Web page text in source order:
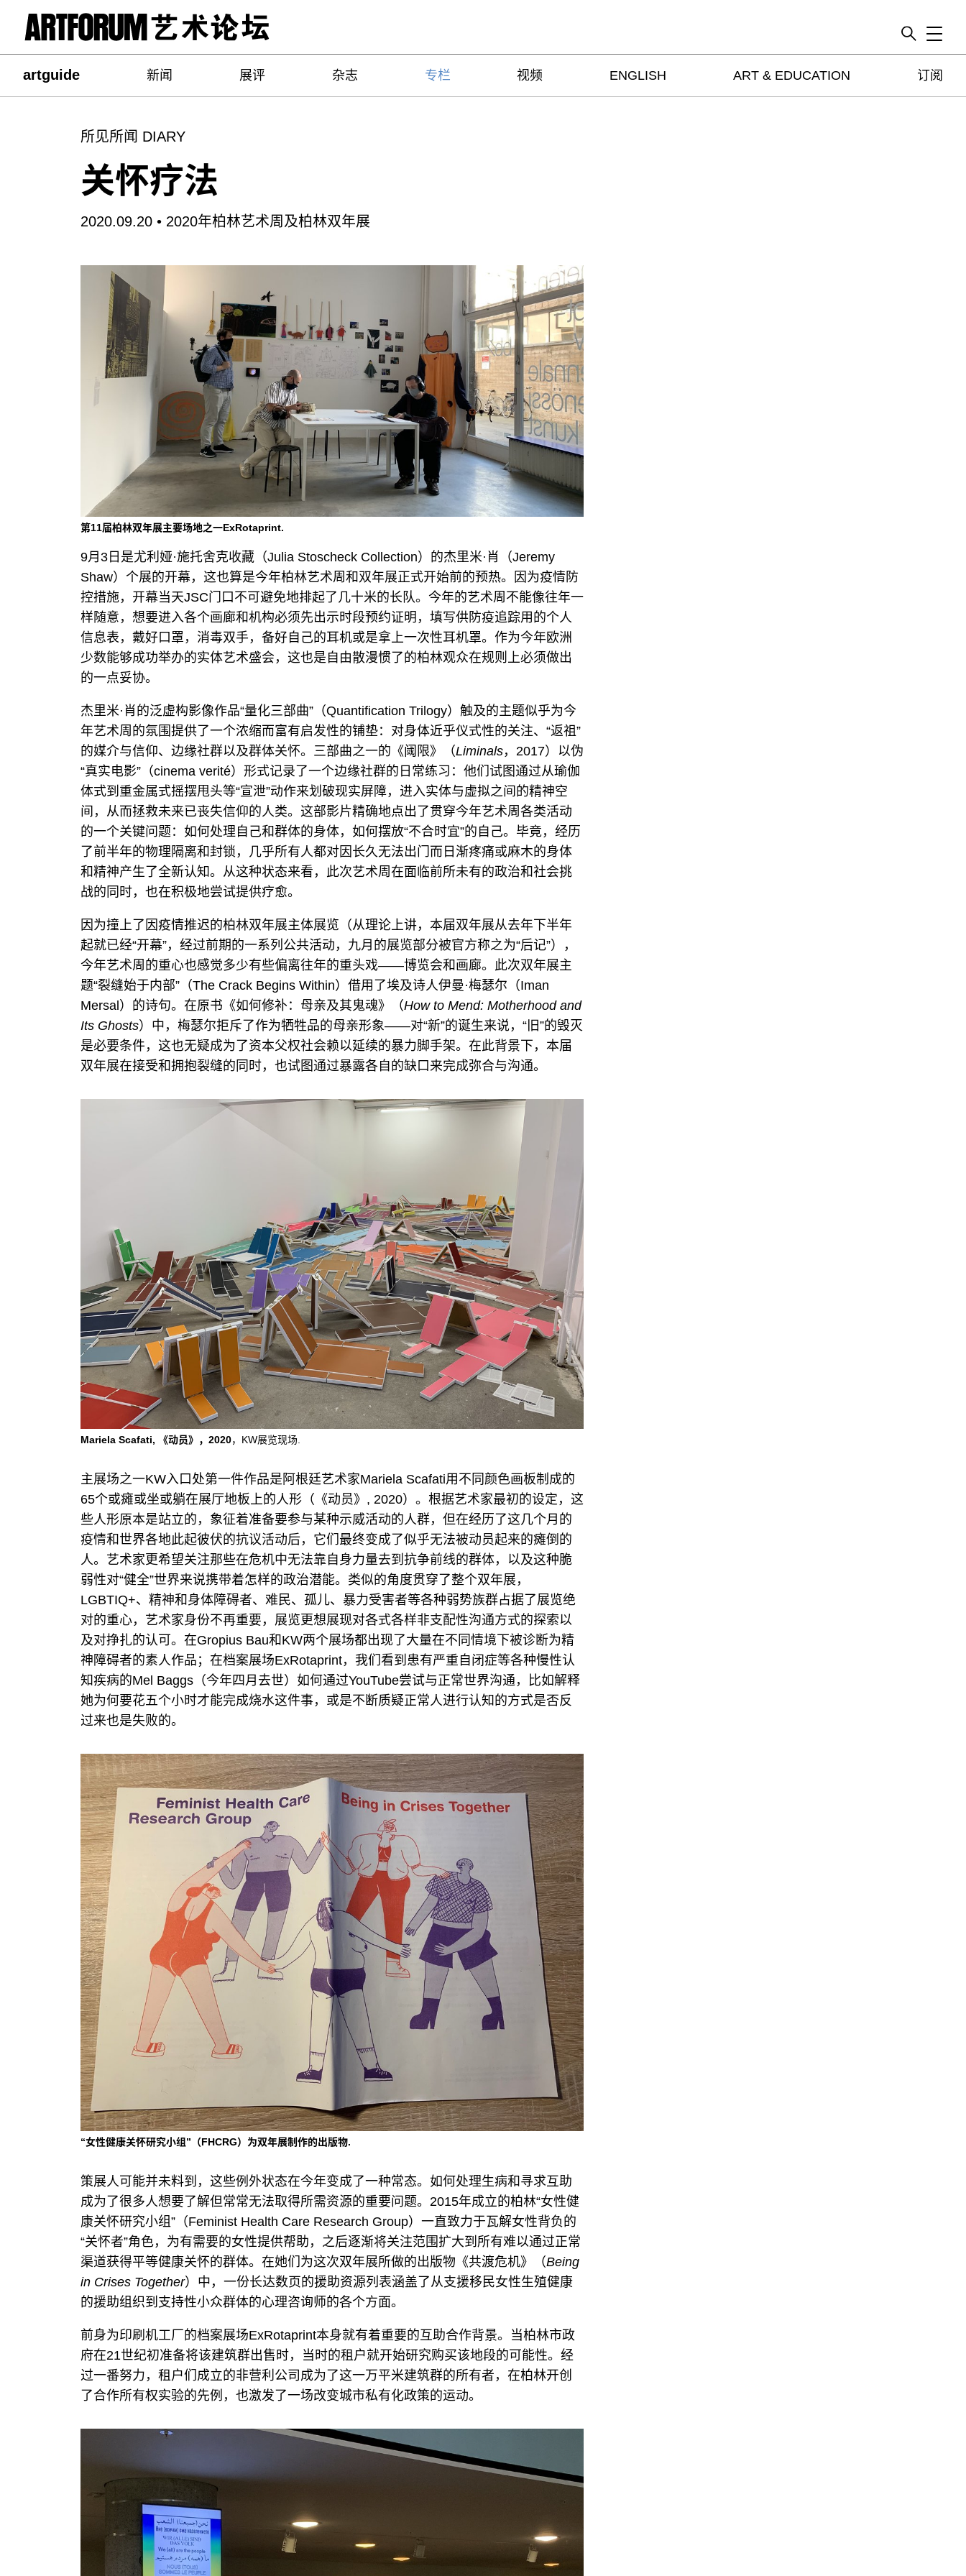
Toggle
artguide 新闻 展评 杂志 专栏 视频 ENGLISH ART & EDUCATION 订阅
所见所闻 DIARY
关怀疗法
2020.09.20 • 2020年柏林艺术周及柏林双年展
第11届柏林双年展主要场地之一ExRotaprint.
9月3日是尤利娅·施托舍克收藏（Julia Stoscheck Collection）的杰里米·肖（Jeremy
Shaw）个展的开幕，这也算是今年柏林艺术周和双年展正式开始前的预热。因为疫情防
控措施，开幕当天JSC门口不可避免地排起了几十米的长队。今年的艺术周不能像往年一
样随意，想要进入各个画廊和机构必须先出示时段预约证明，填写供防疫追踪用的个人
信息表，戴好口罩，消毒双手，备好自己的耳机或是拿上一次性耳机罩。作为今年欧洲
少数能够成功举办的实体艺术盛会，这也是自由散漫惯了的柏林观众在规则上必须做出
的一点妥协。
杰里米·肖的泛虚构影像作品“量化三部曲”（Quantification Trilogy）触及的主题似乎为今
年艺术周的氛围提供了一个浓缩而富有启发性的铺垫：对身体近乎仪式性的关注、“返祖”
的媒介与信仰、边缘社群以及群体关怀。三部曲之一的《阈限》（Liminals，2017）以伪
“真实电影”（cinema verité）形式记录了一个边缘社群的日常练习：他们试图通过从瑜伽
体式到重金属式摇摆甩头等“宣泄”动作来划破现实屏障，进入实体与虚拟之间的精神空
间，从而拯救未来已丧失信仰的人类。这部影片精确地点出了贯穿今年艺术周各类活动
的一个关键问题：如何处理自己和群体的身体，如何摆放“不合时宜”的自己。毕竟，经历
了前半年的物理隔离和封锁，几乎所有人都对因长久无法出门而日渐疼痛或麻木的身体
和精神产生了全新认知。从这种状态来看，此次艺术周在面临前所未有的政治和社会挑
战的同时，也在积极地尝试提供疗愈。
因为撞上了因疫情推迟的柏林双年展主体展览（从理论上讲，本届双年展从去年下半年
起就已经“开幕”，经过前期的一系列公共活动，九月的展览部分被官方称之为“后记”），
今年艺术周的重心也感觉多少有些偏离往年的重头戏——博览会和画廊。此次双年展主
题“裂缝始于内部”（The Crack Begins Within）借用了埃及诗人伊曼·梅瑟尔（Iman
Mersal）的诗句。在原书《如何修补：母亲及其鬼魂》（How to Mend: Motherhood and
Its Ghosts）中，梅瑟尔拒斥了作为牺牲品的母亲形象——对“新”的诞生来说，“旧”的毁灭
是必要条件，这也无疑成为了资本父权社会赖以延续的暴力脚手架。在此背景下，本届
双年展在接受和拥抱裂缝的同时，也试图通过暴露各自的缺口来完成弥合与沟通。
Mariela Scafati, 《动员》，2020，KW展览现场.
主展场之一KW入口处第一件作品是阿根廷艺术家Mariela Scafati用不同颜色画板制成的
65个或瘫或坐或躺在展厅地板上的人形（《动员》, 2020）。根据艺术家最初的设定，这
些人形原本是站立的，象征着准备要参与某种示威活动的人群，但在经历了这几个月的
疫情和世界各地此起彼伏的抗议活动后，它们最终变成了似乎无法被动员起来的瘫倒的
人。艺术家更希望关注那些在危机中无法靠自身力量去到抗争前线的群体，以及这种脆
弱性对“健全”世界来说携带着怎样的政治潜能。类似的角度贯穿了整个双年展，
LGBTIQ+、精神和身体障碍者、难民、孤儿、暴力受害者等各种弱势族群占据了展览绝
对的重心，艺术家身份不再重要，展览更想展现对各式各样非支配性沟通方式的探索以
及对挣扎的认可。在Gropius Bau和KW两个展场都出现了大量在不同情境下被诊断为精
神障碍者的素人作品；在档案展场ExRotaprint，我们看到患有严重自闭症等各种慢性认
知疾病的Mel Baggs（今年四月去世）如何通过YouTube尝试与正常世界沟通，比如解释
她为何要花五个小时才能完成烧水这件事，或是不断质疑正常人进行认知的方式是否反
过来也是失败的。
“女性健康关怀研究小组”（FHCRG）为双年展制作的出版物.
策展人可能并未料到，这些例外状态在今年变成了一种常态。如何处理生病和寻求互助
成为了很多人想要了解但常常无法取得所需资源的重要问题。2015年成立的柏林“女性健
康关怀研究小组”（Feminist Health Care Research Group）一直致力于瓦解女性背负的
“关怀者”角色，为有需要的女性提供帮助，之后逐渐将关注范围扩大到所有难以通过正常
渠道获得平等健康关怀的群体。在她们为这次双年展所做的出版物《共渡危机》（Being
in Crises Together）中，一份长达数页的援助资源列表涵盖了从支援移民女性生殖健康
的援助组织到支持性小众群体的心理咨询师的各个方面。
前身为印刷机工厂的档案展场ExRotaprint本身就有着重要的互助合作背景。当柏林市政
府在21世纪初准备将该建筑群出售时，当时的租户就开始研究购买该地段的可能性。经
过一番努力，租户们成立的非营利公司成为了这一万平米建筑群的所有者，在柏林开创
了合作所有权实验的先例，也激发了一场改变城市私有化政策的运动。